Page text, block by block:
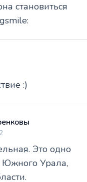
становиться
:)
Это одно
Южного Урала,